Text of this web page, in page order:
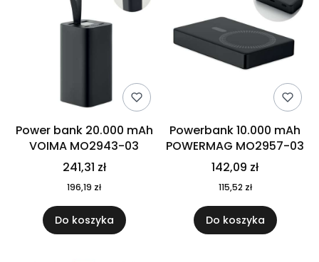
Power bank 20.000 mAh
VOIMA MO2943-03
241,31 zł
196,19 zł
Do koszyka
Powerbank 10.000 mAh
POWERMAG MO2957-03
142,09 zł
115,52 zł
Do koszyka